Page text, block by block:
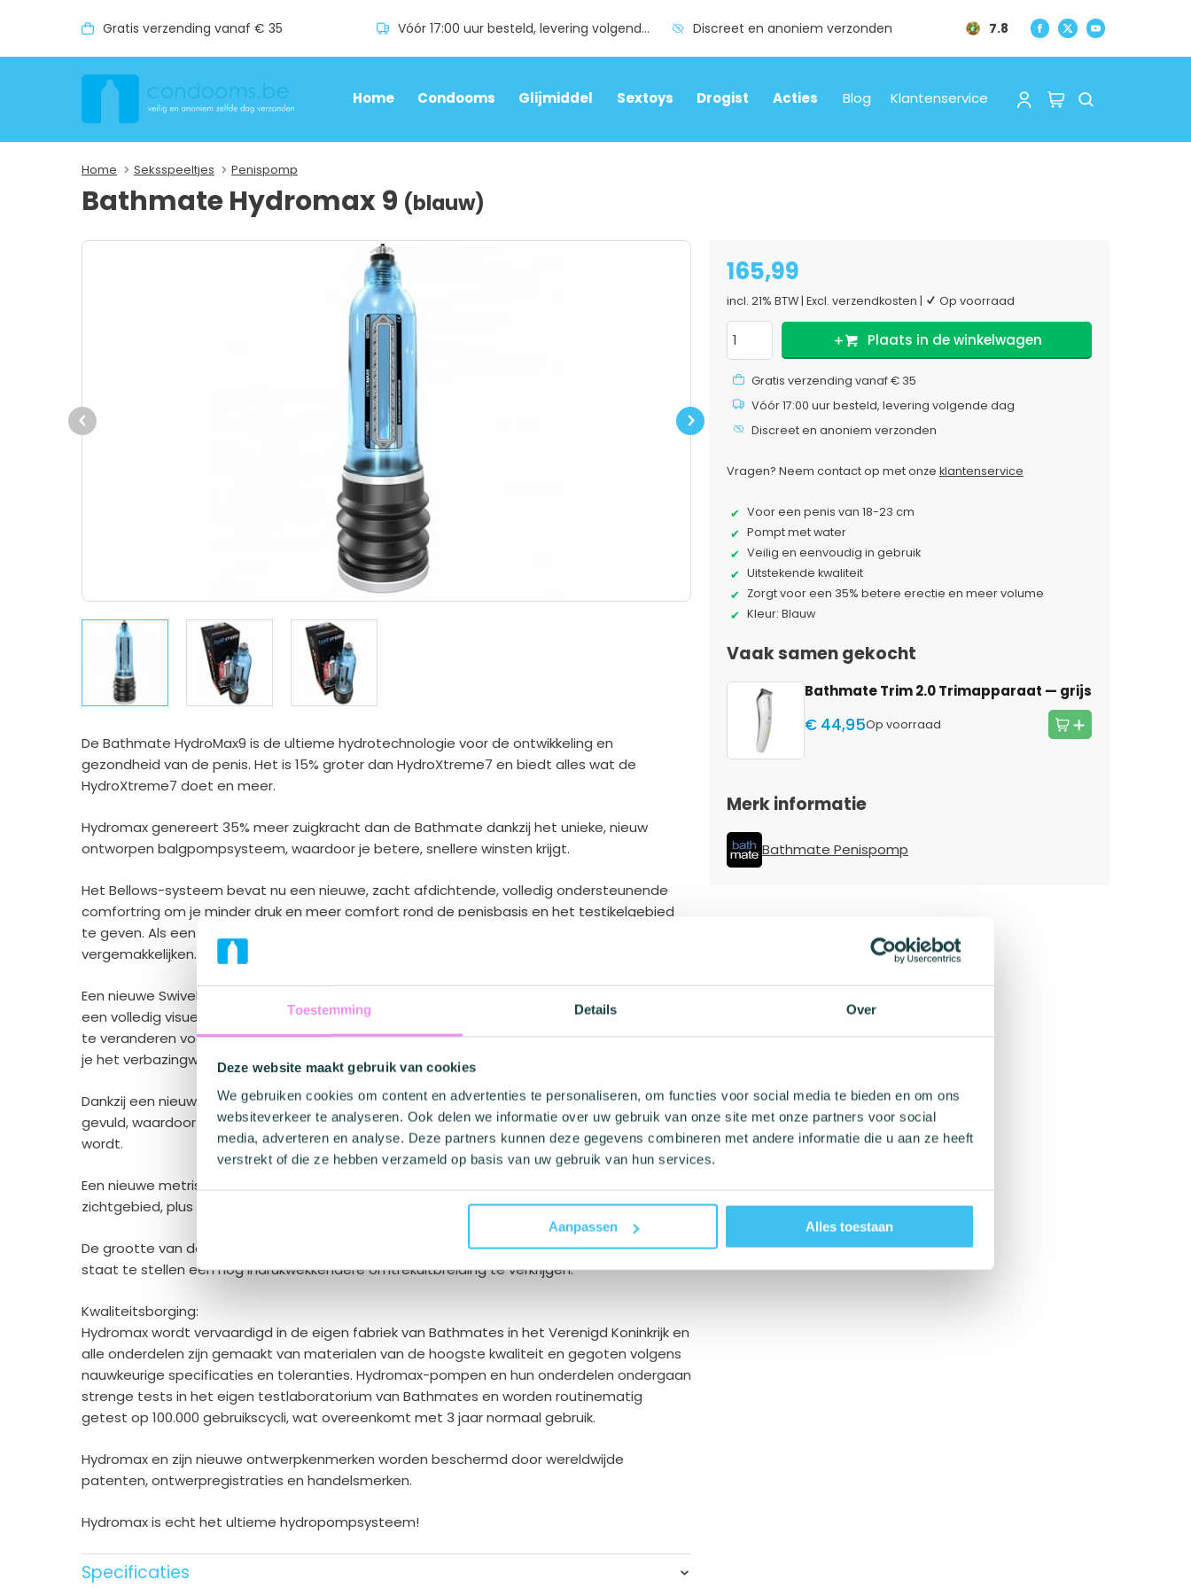
Toestemming Details Over
Deze website maakt gebruik van cookies
We gebruiken cookies om content en advertenties te personaliseren, om functies voor social media te bieden en om ons
websiteverkeer te analyseren. Ook delen we informatie over uw gebruik van onze site met onze partners voor social
media, adverteren en analyse. Deze partners kunnen deze gegevens combineren met andere informatie die u aan ze heeft
verstrekt of die ze hebben verzameld op basis van uw gebruik van hun services.
Aanpassen Alles toestaan
Gratis verzending vanaf € 35 Vóór 17:00 uur besteld, levering volgende dag Discreet en anoniem verzonden 7.8
Blog Klantenservice
Home Condooms Glijmiddel Sextoys Drogist Acties
Home Seksspeeltjes Penispomp
Bathmate Hydromax 9 (blauw)
Previous Next
De Bathmate HydroMax9 is de ultieme hydrotechnologie voor de ontwikkeling en
gezondheid van de penis. Het is 15% groter dan HydroXtreme7 en biedt alles wat de
HydroXtreme7 doet en meer.
Hydromax genereert 35% meer zuigkracht dan de Bathmate dankzij het unieke, nieuw
ontworpen balgpompsysteem, waardoor je betere, snellere winsten krijgt.
Het Bellows-systeem bevat nu een nieuwe, zacht afdichtende, volledig ondersteunende
comfortring om je minder druk en meer comfort rond de penisbasis en het testikelgebied
te geven. Als een toegevoegde bonus is het ook verwijderbaar om het schoonmaken te
vergemakkelijken.
Een nieuwe Swivel Bellows-functie zorgt voor volledige 360 graden positieve rotatie om je
een volledig visueel zicht op de kamer te geven, plus de mogelijkheid om de schuine hoek
te veranderen voor optimale efficiëntie bij gebruik in bad of onder de douche - of wanneer
je het verbazingwekkende nieuwe Hydromax-plezierringsysteem gebruikt.
Dankzij een nieuw Super Flow Latch Valve-systeem kan de tank met één hand worden
gevuld, waardoor het gebruik en de plaatsing van de hydropomp veel gemakkelijker voor je
wordt.
Een nieuwe metrische en imperiale geleidingsschaal geeft ke een verbeterd visueel
zichtgebied, plus boven- en ondertextuur op de vacuümbuis voor betere grip en controle.
De grootte van de interne balg is vergroot en het aantal windingen is verminderd om je in
staat te stellen een nog indrukwekkendere omtrekuitbreiding te verkrijgen.
Kwaliteitsborging:
Hydromax wordt vervaardigd in de eigen fabriek van Bathmates in het Verenigd Koninkrijk en
alle onderdelen zijn gemaakt van materialen van de hoogste kwaliteit en gegoten volgens
nauwkeurige specificaties en toleranties. Hydromax-pompen en hun onderdelen ondergaan
strenge tests in het eigen testlaboratorium van Bathmates en worden routinematig
getest op 100.000 gebruikscycli, wat overeenkomt met 3 jaar normaal gebruik.
Hydromax en zijn nieuwe ontwerpkenmerken worden beschermd door wereldwijde
patenten, ontwerpregistraties en handelsmerken.
Hydromax is echt het ultieme hydropompsysteem!
Specificaties
165,99
incl. 21% BTW | Excl. verzendkosten | Op voorraad
Plaats in de winkelwagen
Gratis verzending vanaf € 35
Vóór 17:00 uur besteld, levering volgende dag
Discreet en anoniem verzonden
Vragen? Neem contact op met onze klantenservice
Voor een penis van 18-23 cm
Pompt met water
Veilig en eenvoudig in gebruik
Uitstekende kwaliteit
Zorgt voor een 35% betere erectie en meer volume
Kleur: Blauw
Vaak samen gekocht
Bathmate Trim 2.0 Trimapparaat — grijs
€ 44,95Op voorraad
Merk informatie
Bathmate Penispomp